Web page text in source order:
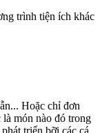
trình tiện ích khác
Hoặc chỉ đơn
món nào đó trong
triển bỡi các cá